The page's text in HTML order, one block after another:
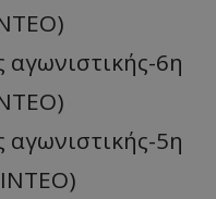
6η
5η